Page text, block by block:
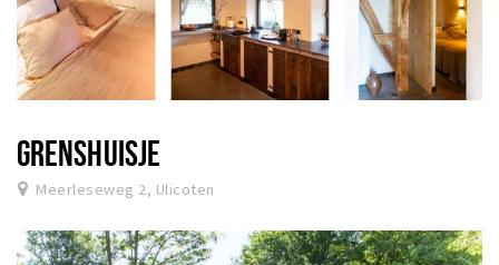
GRENSHUISJE
Meerleseweg 2, Ulicoten